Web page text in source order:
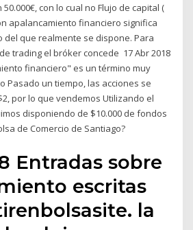
con lo cual no Flujo de capital (
apalancamiento financiero significa
del que realmente se dispone. Para
trading el bróker concede 17 Abr 2018
financiero" es un término muy
Pasado un tiempo, las acciones se
por lo que vendemos Utilizando el
disponiendo de $10.000 de fondos
de Comercio de Santiago?
Entradas sobre
escritas
la